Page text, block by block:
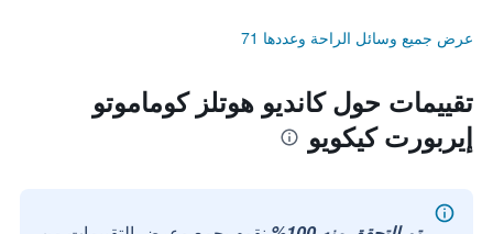
عرض جميع وسائل الراحة وعددها 71
تقييمات حول كانديو هوتلز كوماموتو
إيربورت كيكويو